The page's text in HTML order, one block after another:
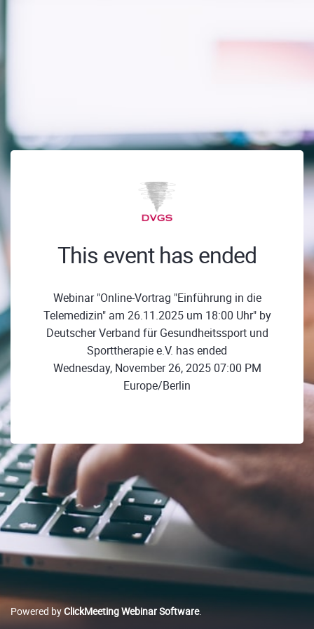
This event has ended
Webinar "Online-Vortrag "Einführung in die
Telemedizin" am 26.11.2025 um 18:00 Uhr" by
Deutscher Verband für Gesundheitssport und
Sporttherapie e.V. has ended
Wednesday, November 26, 2025 07:00 PM
Europe/Berlin
Powered byClickMeeting Webinar Software.